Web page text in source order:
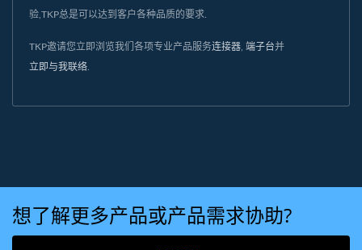
验,TKP总是可以达到客户各种品质的要求.
TKP邀请您立即浏览我们各项专业产品服务连接器 端子台并
立即与我联络
想了解更多产品或产品需求协助?